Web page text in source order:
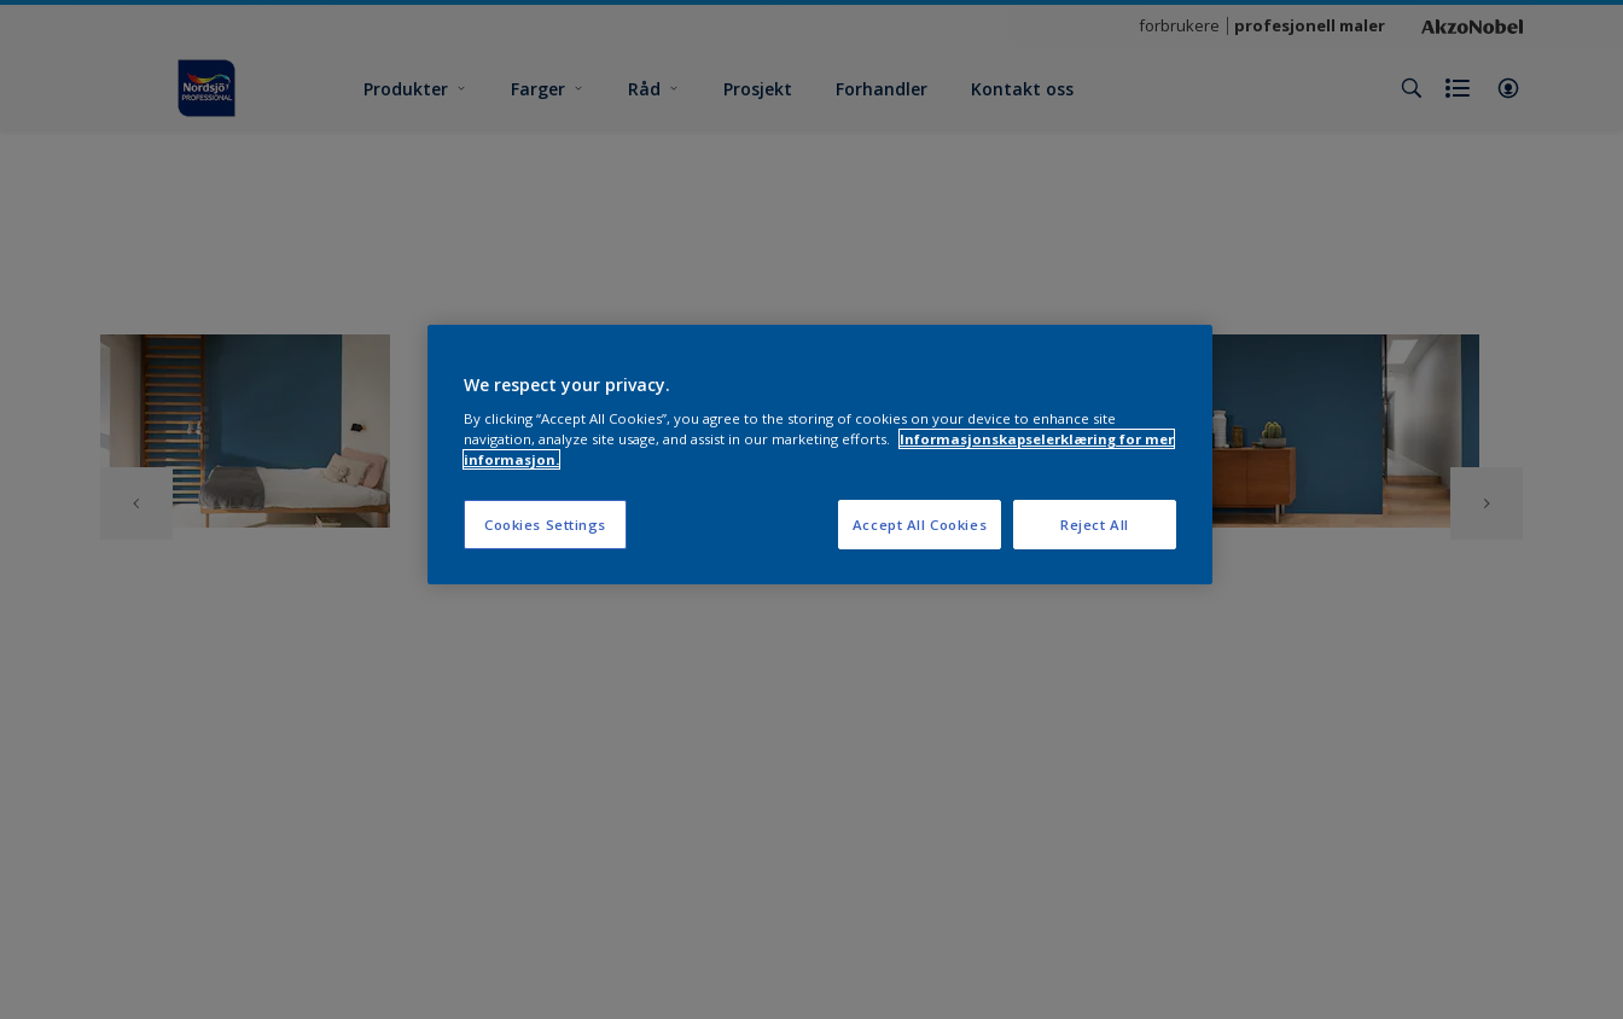
forbrukere profesjonell maler
Produkter Farger Råd Prosjekt Forhandler Kontakt oss
We respect your privacy.
By clicking “Accept All Cookies”, you agree to the storing of cookies on your device to enhance site
navigation, analyze site usage, and assist in our marketing efforts.
Informasjonskapselerklæring for mer
informasjon.
Cookies Settings Reject All
Accept All Cookies